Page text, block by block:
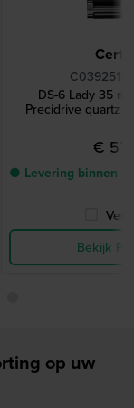
DS-6 Lady 35
Precidrive quartz
€
● Levering binnen 2
Bekijk
op uw